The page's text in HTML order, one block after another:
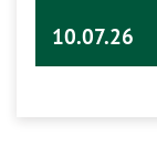
10.07.26